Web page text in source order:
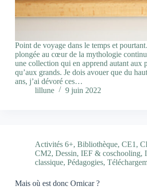
Point de voyage dans le temps et
plongée au cœur de la mythologie
une collection qui en apprend autant aux
qu’aux grands. Je dois avouer que du
ans, j’ai dévoré ces…
lillune
9 juin 2022
Activités 6+, Bibliothèque, CE1 ,
CM2, Dessin, IEF & coschooling,
classique, Pédagogies,
Mais où est donc Ornicar ?